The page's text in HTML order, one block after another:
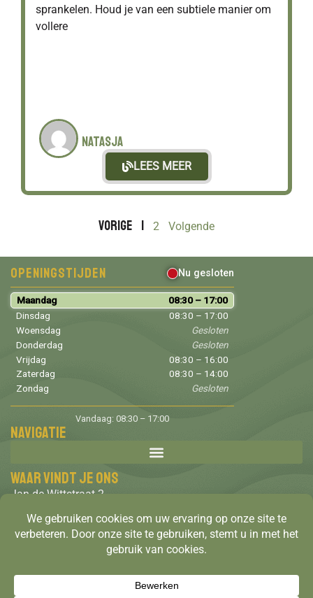
sprankelen. Houd je van een subtiele manier om
vollere
Natasja
LEES MEER
Vorige 1 2 Volgende
Openingstijden Nu gesloten
Maandag
08:30 – 17:00
Dinsdag
08:30 – 17:00
Woensdag
Gesloten
Donderdag
Gesloten
Vrijdag
08:30 – 16:00
Zaterdag
08:30 – 14:00
Zondag
Gesloten
Vandaag: 08:30 – 17:00
Navigatie
Waar vindt je ons
Jan de Wittstraat 2
4615 GC
Bergen op Zoom
Gratis parkeren in de straat